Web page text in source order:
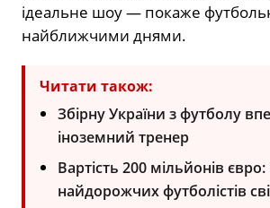
ідеальне шоу — покаже
найближчими днями.
Читати також:
Збірну України з футболу
іноземний тренер
Вартість 200 мільйонів
найдорожчих футболістів